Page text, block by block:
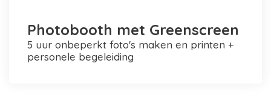
Photobooth met Greenscreen
5 uur onbeperkt foto's maken en printen +
personele begeleiding